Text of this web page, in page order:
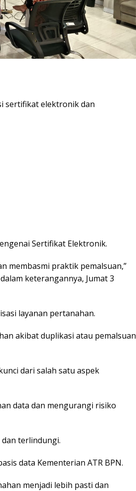
sertifikat elektronik dan
Sertifikat Elektronik.
membasmi praktik pemalsuan,”
keterangannya, Jumat 3
layanan pertanahan.
akibat duplikasi atau pemalsuan
dari salah satu aspek
data dan mengurangi risiko
terlindungi.
data Kementerian ATR BPN.
menjadi lebih pasti dan